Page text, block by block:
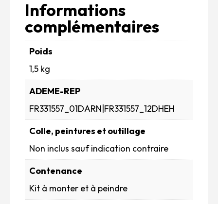
Informations
complémentaires
Poids
1,5 kg
ADEME-REP
FR331557_01DARN|FR331557_12DHEH
Colle, peintures et outillage
Non inclus sauf indication contraire
Contenance
Kit à monter et à peindre